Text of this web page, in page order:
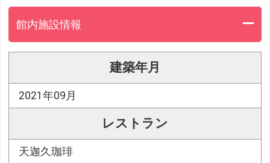
館内施設情報
建築年月
2021年09月
レストラン
天迦久珈琲